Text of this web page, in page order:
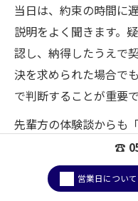
当日は、約束の時間に
説明をよく聞きます。
認し、納得したうえで
決を求められた場合で
で判断することが重要で
先輩方の体験談からも
ムーズに取引できた」
心して任せられた」と
ことが成功の秘訣とい
☎
営業日について